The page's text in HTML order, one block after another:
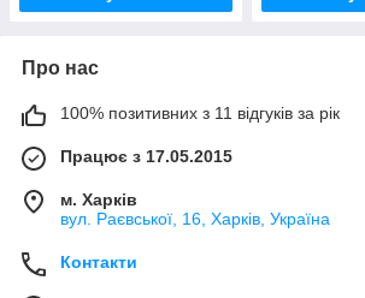
Про нас
100% позитивних з 11 відгуків за рік
Працює з 17.05.2015
м. Харків
вул. Раєвської, 16, Харків, Україна
Контакти